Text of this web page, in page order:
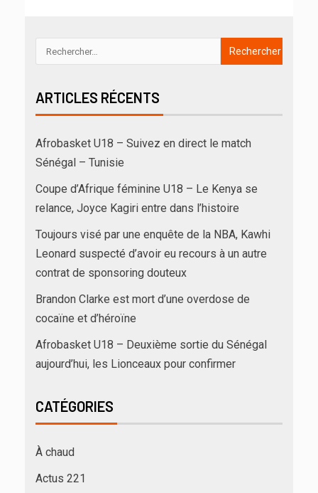
ARTICLES RÉCENTS
Afrobasket U18 – Suivez en direct le match
Sénégal – Tunisie
Coupe d’Afrique féminine U18 – Le Kenya se
relance, Joyce Kagiri entre dans l’histoire
Toujours visé par une enquête de la NBA, Kawhi
Leonard suspecté d’avoir eu recours à un autre
contrat de sponsoring douteux
Brandon Clarke est mort d’une overdose de
cocaïne et d’héroïne
Afrobasket U18 – Deuxième sortie du Sénégal
aujourd’hui, les Lionceaux pour confirmer
CATÉGORIES
À chaud
Actus 221